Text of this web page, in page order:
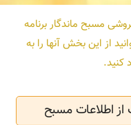
مسبح ماندگار برنامه
از این بخش آنها را به
کنید.
اطلاعات مسبح